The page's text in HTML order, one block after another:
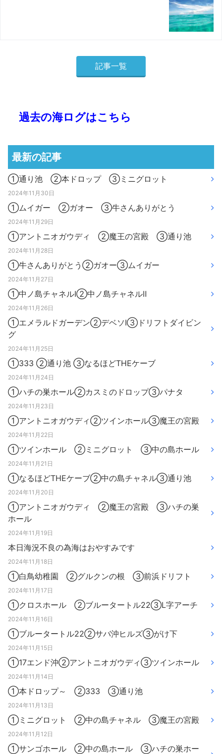
記事一覧
過去の海ログはこちら
最新の記事
①通り池 ②本ドロップ ③ミニグロット
2024年11月30日
①ムイガー ②ガオー ③牛さんありがとう
2024年11月29日
①アントニオガウディ ②魔王の宮殿 ③通り池
2024年11月28日
①牛さんありがとう②ガオー③ムイガー
2024年11月27日
①中ノ島チャネルⅠ②中ノ島チャネルⅡ
2024年11月26日
①エメラルドガーデン②デベソⅠ③ドリフトダイビン
グ
2024年11月25日
①333 ②通り池 ③なるほどTHEケーブ
2024年11月24日
①ハチの巣ホール②カスミのドロップ③パナタ
2024年11月23日
①アントニオガウディ②ツインホール③魔王の宮殿
2024年11月22日
①ツインホール ②ミニグロット ③中の島ホール
2024年11月21日
①なるほどTHEケーブ②中の島チャネル③通り池
2024年11月20日
①アントニオガウディ ②魔王の宮殿 ③ハチの巣
ホール
2024年11月19日
本日海況不良の為海はおやすみです
2024年11月18日
①白鳥幼稚園 ②グルクンの根 ③前浜ドリフト
2024年11月17日
①クロスホール ②ブルータートル22③L字アーチ
2024年11月16日
①ブルータートル22②サバ沖ヒルズ③がけ下
2024年11月15日
①17エンド沖②アントニオガウディ③ツインホール
2024年11月14日
①本ドロップ～ ②333 ③通り池
2024年11月13日
①ミニグロット ②中の島チャネル ③魔王の宮殿
2024年11月12日
①サンゴホール ②中の島ホール ③ハチの巣ホー